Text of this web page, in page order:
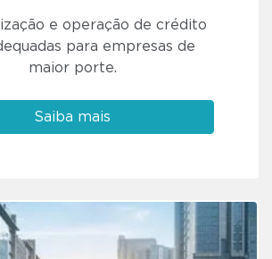
e operação de crédito
para empresas de
maior porte.
Saiba mais